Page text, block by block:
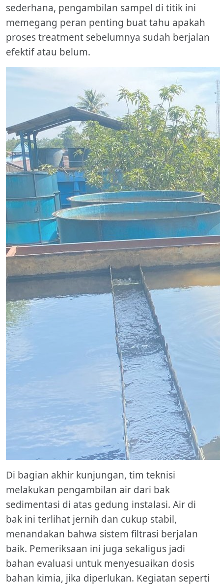
sederhana, pengambilan sampel di titik ini
memegang peran penting buat tahu apakah
proses treatment sebelumnya sudah berjalan
efektif atau belum.
Di bagian akhir kunjungan, tim teknisi
melakukan pengambilan air dari bak
sedimentasi di atas gedung instalasi. Air di
bak ini terlihat jernih dan cukup stabil,
menandakan bahwa sistem filtrasi berjalan
baik. Pemeriksaan ini juga sekaligus jadi
bahan evaluasi untuk menyesuaikan dosis
bahan kimia, jika diperlukan. Kegiatan seperti